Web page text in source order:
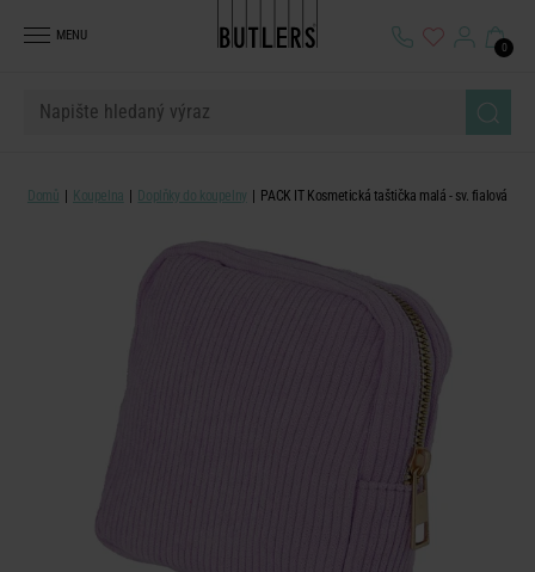
MENU
0
Domů Koupelna Doplňky do koupelny PACK IT Kosmetická taštička malá - sv. fialová